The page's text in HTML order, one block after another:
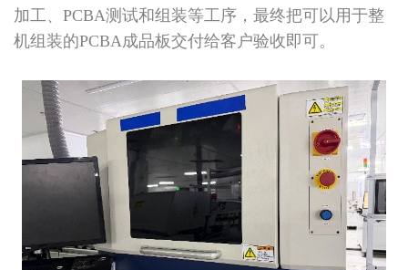
加工、PCBA测试和组装等工序，最终把可以用于整
机组装的PCBA成品板交付给客户验收即可。